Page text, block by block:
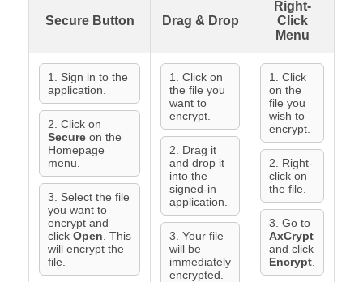
Secure Button Drag & Drop
Right-
Click
Menu
1. Sign in to the
application.
2. Click on
Secure on the
Homepage
menu.
3. Select the file
you want to
encrypt and
click Open . This
will encrypt the
file.
1. Click on
the file you
want to
encrypt.
2. Drag it
and drop it
into the
signed-in
application.
3. Your file
will be
immediately
encrypted.
1. Click
on the
file you
wish to
encrypt.
2. Right-
click on
the file.
3. Go to
AxCrypt
and click
Encrypt